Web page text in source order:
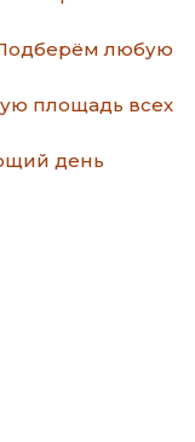
любую
площадь всех
день